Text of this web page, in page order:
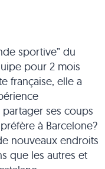
sportive” du
pour 2 mois
française, elle a
ses coups
à Barcelone?
nouveaux endroits
que les autres et